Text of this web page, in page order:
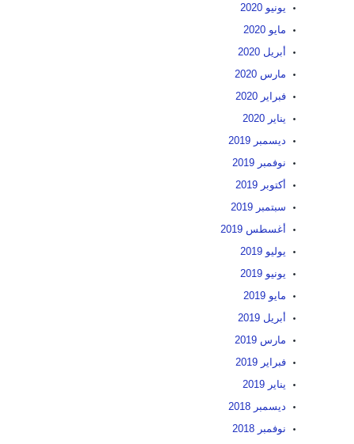
يونيو 2020
مايو 2020
أبريل 2020
مارس 2020
فبراير 2020
يناير 2020
ديسمبر 2019
نوفمبر 2019
أكتوبر 2019
سبتمبر 2019
أغسطس 2019
يوليو 2019
يونيو 2019
مايو 2019
أبريل 2019
مارس 2019
فبراير 2019
يناير 2019
ديسمبر 2018
نوفمبر 2018